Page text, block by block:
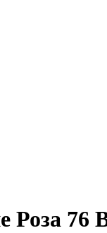
76